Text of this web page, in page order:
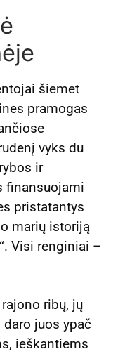
šiemet
pramogas
vyks du
ir
finansuojami
pristatantys
marių istoriją
Visi renginiai –
ribų, jų
juos ypač
ieškantiems